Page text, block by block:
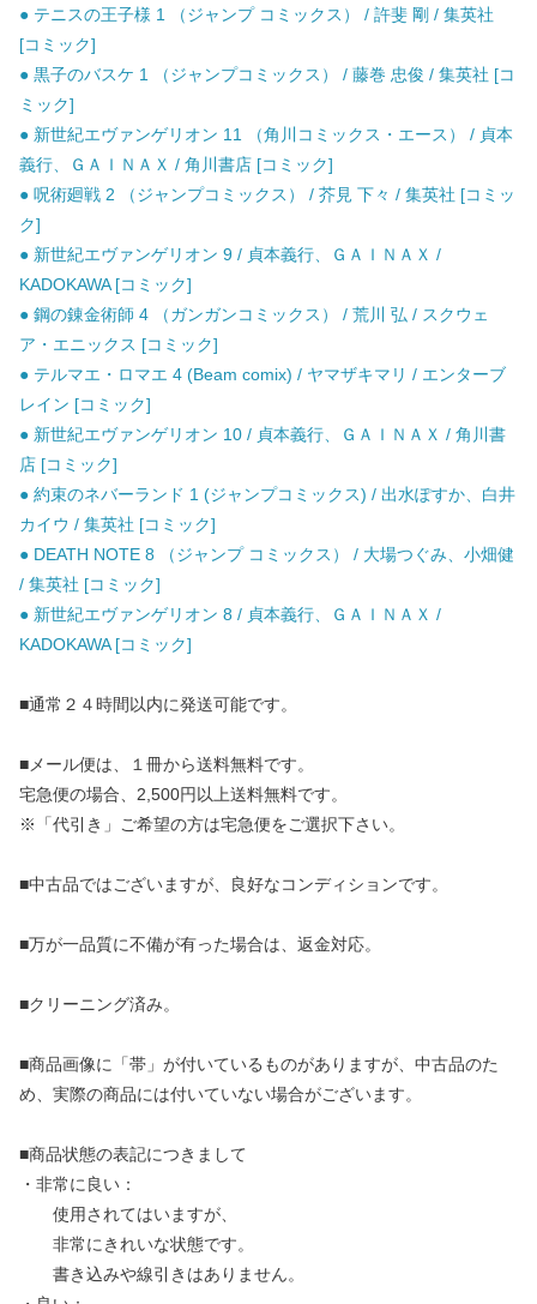
● テニスの王子様 1 （ジャンプ コミックス） / 許斐 剛 / 集英社
[コミック]
● 黒子のバスケ 1 （ジャンプコミックス） / 藤巻 忠俊 / 集英社 [コ
ミック]
● 新世紀エヴァンゲリオン 11 （角川コミックス・エース） / 貞本
義行、ＧＡＩＮＡＸ / 角川書店 [コミック]
● 呪術廻戦 2 （ジャンプコミックス） / 芥見 下々 / 集英社 [コミッ
ク]
● 新世紀エヴァンゲリオン 9 / 貞本義行、ＧＡＩＮＡＸ /
KADOKAWA [コミック]
● 鋼の錬金術師 4 （ガンガンコミックス） / 荒川 弘 / スクウェ
ア・エニックス [コミック]
● テルマエ・ロマエ 4 (Beam comix) / ヤマザキマリ / エンターブ
レイン [コミック]
● 新世紀エヴァンゲリオン 10 / 貞本義行、ＧＡＩＮＡＸ / 角川書
店 [コミック]
● 約束のネバーランド 1 (ジャンプコミックス) / 出水ぽすか、白井
カイウ / 集英社 [コミック]
● DEATH NOTE 8 （ジャンプ コミックス） / 大場つぐみ、小畑健
/ 集英社 [コミック]
● 新世紀エヴァンゲリオン 8 / 貞本義行、ＧＡＩＮＡＸ /
KADOKAWA [コミック]
■通常２４時間以内に発送可能です。
■メール便は、１冊から送料無料です。
宅急便の場合、2,500円以上送料無料です。
※「代引き」ご希望の方は宅急便をご選択下さい。
■中古品ではございますが、良好なコンディションです。
■万が一品質に不備が有った場合は、返金対応。
■クリーニング済み。
■商品画像に「帯」が付いているものがありますが、中古品のた
め、実際の商品には付いていない場合がございます。
■商品状態の表記につきまして
・非常に良い：
使用されてはいますが、
非常にきれいな状態です。
書き込みや線引きはありません。